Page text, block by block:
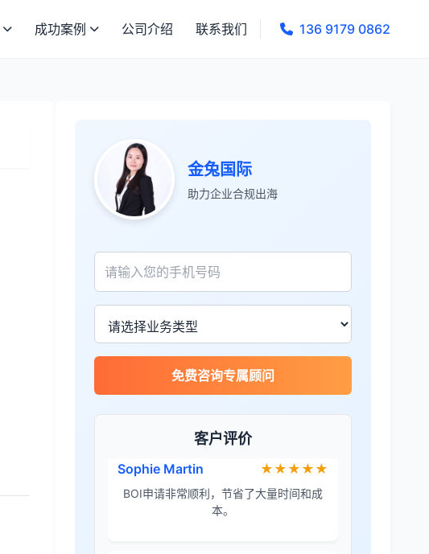
成功案例 公司介绍 联系我们 136 9179 0862
金兔国际
助力企业合规出海
免费咨询专属顾问
客户评价
张先生
服务专业高效，一周就完成了泰国公司注
册！
金兔国际帮我们完成了泰国建厂的所有法
王总 ★★★★☆
泰国公司注册比预想的复杂，多亏有专业
Sophie Martin
BOI申请非常顺利，节省了大量时间和成
本。